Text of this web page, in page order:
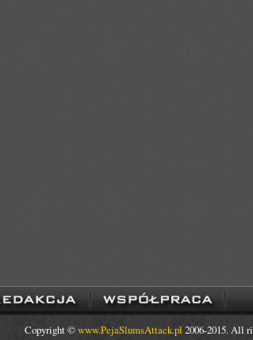
Copyright ©www.PejaSlumsAttack.pl 2006-2015. All